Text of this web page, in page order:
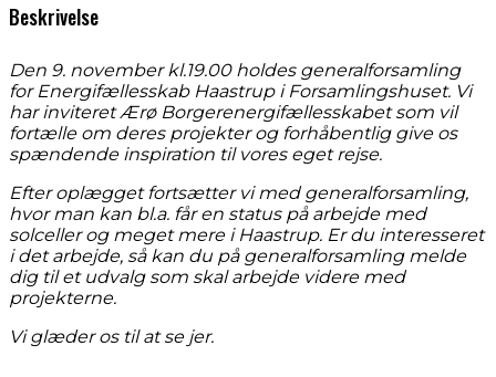
Beskrivelse
Den 9. november kl.19.00 holdes generalforsamling
for Energifællesskab Haastrup i Forsamlingshuset. Vi
har inviteret Ærø Borgerenergifællesskabet som vil
fortælle om deres projekter og forhåbentlig give os
spændende inspiration til vores eget rejse.
Efter oplægget fortsætter vi med generalforsamling,
hvor man kan bl.a. får en status på arbejde med
solceller og meget mere i Haastrup. Er du interesseret
i det arbejde, så kan du på generalforsamling melde
dig til et udvalg som skal arbejde videre med
projekterne.
Vi glæder os til at se jer.